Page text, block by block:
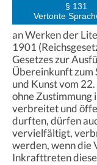
§ 131
Vertonte
an Werken der
1901
Gesetzes zur
Übereinkunft zum
und Kunst vom
ohne
verbreitet und
durften, dürfen
vervielfältigt,
werden, wenn die
Inkrafttreten